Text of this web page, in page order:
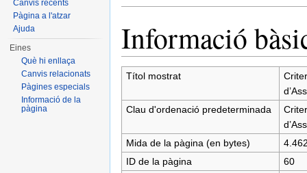
Informació
Títol mostrat
Clau d'ordenació predeterminada
Mida de la pàgina (en bytes)
ID de la pàgina
60
Canvis recents
Pàgina a l'atzar
Ajuda
Eines
Què hi enllaça
Canvis relacionats
Pàgines especials
Informació de la
pàgina